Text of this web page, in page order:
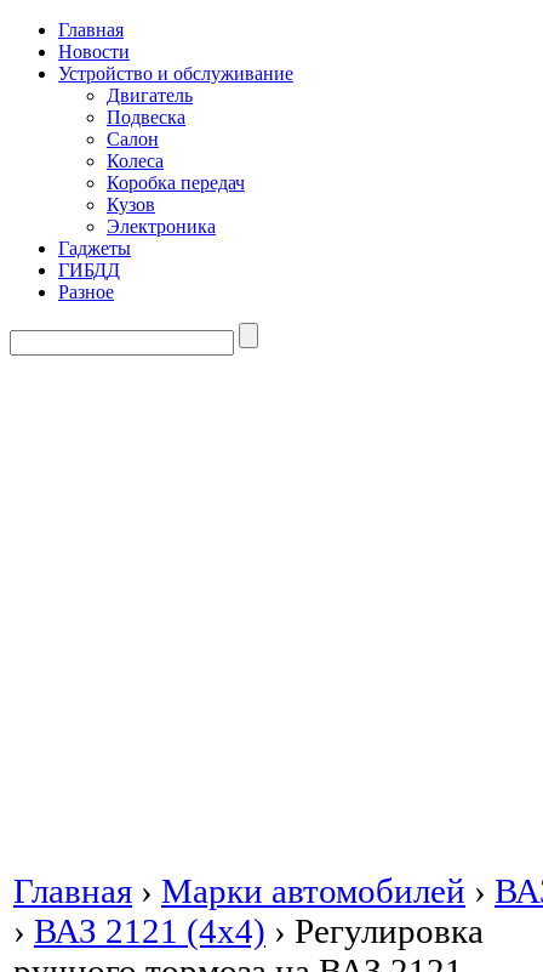
Главная
Новости
Устройство и обслуживание
Двигатель
Подвеска
Салон
Колеса
Коробка передач
Кузов
Электроника
Гаджеты
ГИБДД
Разное
Главная › Марки автомобилей ›
› ВАЗ 2121 (4x4) › Регулировка